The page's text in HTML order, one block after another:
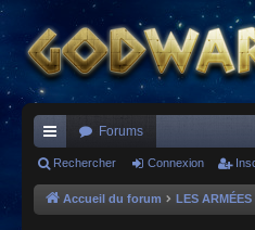
ac
co
Forums
Rechercher Connexion
Accueil du forum LES